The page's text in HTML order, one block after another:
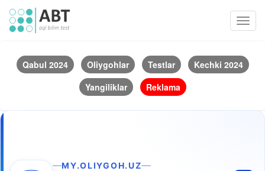
Qabul 2024 Oliygohlar Testlar
Kechki 2024
Yangiliklar
Reklama
MY.OLIYGOH.UZ